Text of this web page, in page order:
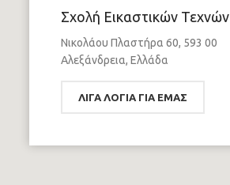
Σχολή Εικαστικών Τεχνών
Νικολάου Πλαστήρα 60, 593 00
Αλεξάνδρεια, Ελλάδα
ΛΊΓΑ ΛΌΓΙΑ ΓΙΑ ΕΜΆΣ